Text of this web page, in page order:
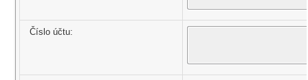
Číslo účtu: